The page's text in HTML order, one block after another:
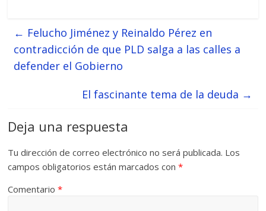
← Felucho Jiménez y Reinaldo Pérez en
contradicción de que PLD salga a las calles a
defender el Gobierno
El fascinante tema de la deuda →
Deja una respuesta
Tu dirección de correo electrónico no será publicada. Los
campos obligatorios están marcados con*
Comentario*